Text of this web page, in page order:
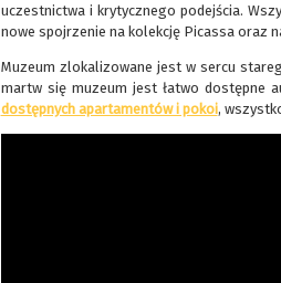
uczestnictwa i krytycznego podejścia.
nowe spojrzenie na kolekcję Picassa oraz
Muzeum zlokalizowane jest w sercu
martw się muzeum jest łatwo dostępne
dostępnych apartamentów i pokoi,